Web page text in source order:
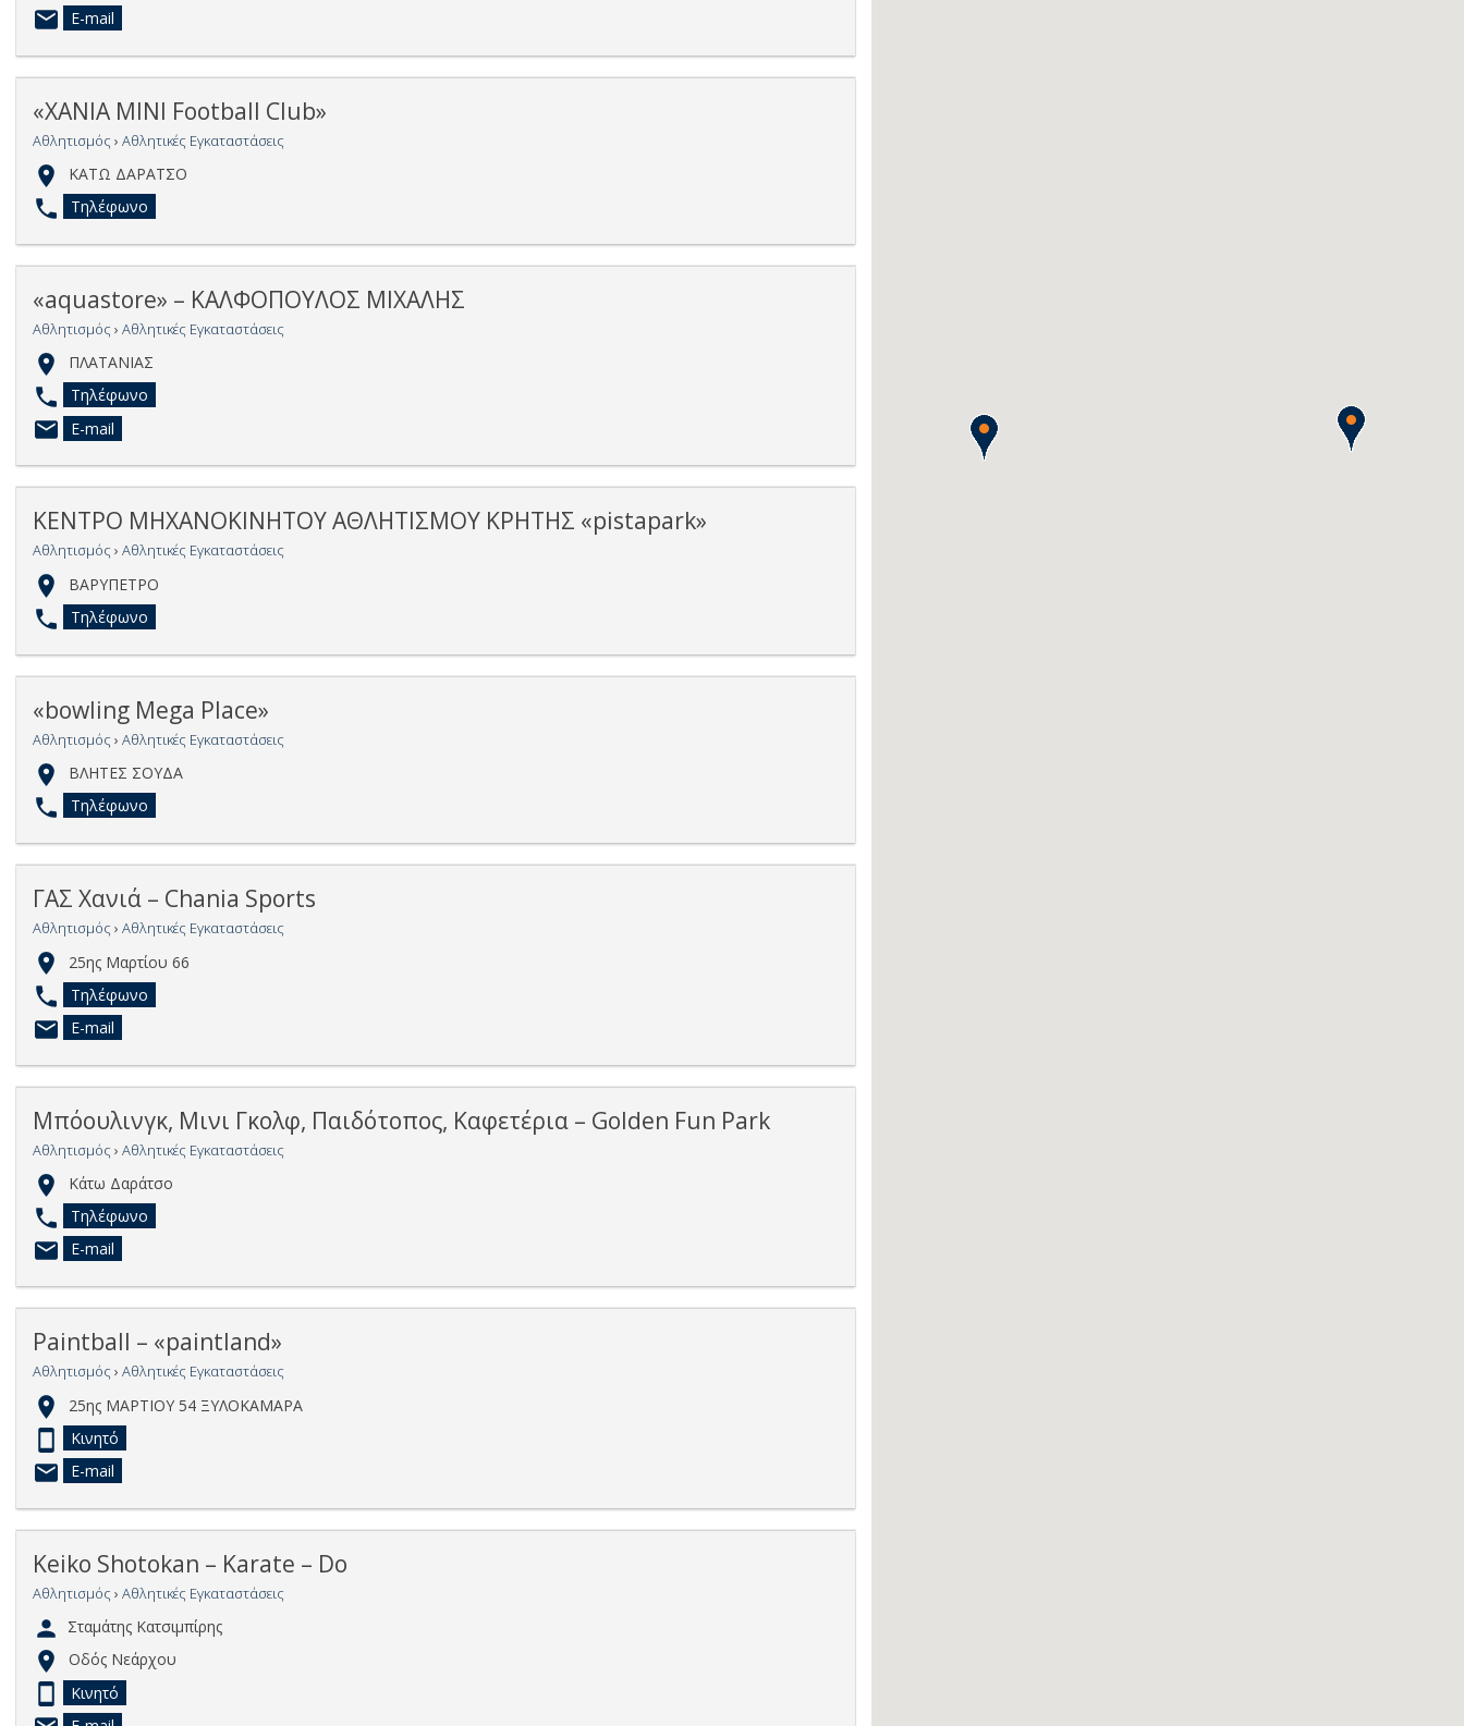
E-mail
«ΧΑΝΙΑ ΜΙΝΙ Football Club»
Αθλητισμός › Αθλητικές Εγκαταστάσεις
ΚΑΤΩ ΔΑΡΑΤΣΟ
Τηλέφωνο
«aquastore» – ΚΑΛΦΟΠΟΥΛΟΣ ΜΙΧΑΛΗΣ
Αθλητισμός › Αθλητικές Εγκαταστάσεις
ΠΛΑΤΑΝΙΑΣ
Τηλέφωνο
E-mail
ΚΕΝΤΡΟ ΜΗΧΑΝΟΚΙΝΗΤΟΥ ΑΘΛΗΤΙΣΜΟΥ ΚΡΗΤΗΣ «pistapark»
Αθλητισμός › Αθλητικές Εγκαταστάσεις
ΒΑΡΥΠΕΤΡΟ
Τηλέφωνο
«bowling Mega Place»
Αθλητισμός › Αθλητικές Εγκαταστάσεις
ΒΛΗΤΕΣ ΣΟΥΔΑ
Τηλέφωνο
ΓΑΣ Χανιά – Chania Sports
Αθλητισμός › Αθλητικές Εγκαταστάσεις
25ης Μαρτίου 66
Τηλέφωνο
E-mail
Μπόουλινγκ, Μινι Γκολφ, Παιδότοπος, Καφετέρια – Golden Fun Park
Αθλητισμός › Αθλητικές Εγκαταστάσεις
Κάτω Δαράτσο
Τηλέφωνο
E-mail
Paintball – «paintland»
Αθλητισμός › Αθλητικές Εγκαταστάσεις
25ης ΜΑΡΤΙΟΥ 54 ΞΥΛΟΚΑΜΑΡΑ
Κινητό
E-mail
Keiko Shotokan – Karate – Do
Αθλητισμός › Αθλητικές Εγκαταστάσεις
Σταμάτης Κατσιμπίρης
Οδός Νεάρχου
Κινητό